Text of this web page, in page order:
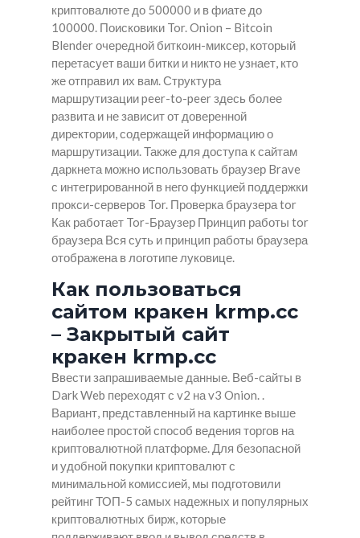
криптовалюте до 500000 и в фиате до
100000. Поисковики Tor. Onion – Bitcoin
Blender очередной биткоин-миксер, который
перетасует ваши битки и никто не узнает, кто
же отправил их вам. Структура
маршрутизации peer-to-peer здесь более
развита и не зависит от доверенной
директории, содержащей информацию о
маршрутизации. Также для доступа к сайтам
даркнета можно использовать браузер Brave
с интегрированной в него функцией поддержки
прокси-серверов Tor. Проверка браузера tor
Как работает Tor-Браузер Принцип работы tor
браузера Вся суть и принцип работы браузера
отображена в логотипе луковице.
Как пользоваться
сайтом кракен krmp.cc
– Закрытый сайт
кракен krmp.cc
Ввести запрашиваемые данные. Веб-сайты в
Dark Web переходят с v2 на v3 Onion. .
Вариант, представленный на картинке выше
наиболее простой способ ведения торгов на
криптовалютной платформе. Для безопасной
и удобной покупки криптовалют с
минимальной комиссией, мы подготовили
рейтинг ТОП-5 самых надежных и популярных
криптовалютных бирж, которые